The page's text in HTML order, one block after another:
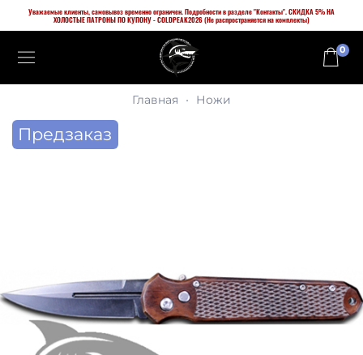
Уважаемые клиенты, самовывоз временно ограничен. Подробности в разделе "Контакты". СКИДКА 5% НА
ХОЛОСТЫЕ ПАТРОНЫ ПО КУПОНУ - COLDPEAK2026 (Не распространяется на комплекты)
0
Главная Ножи
Предзаказ